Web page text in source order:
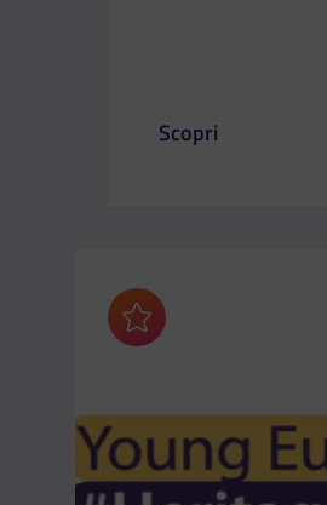
Il link ti porterà
Scopri
Aggiungi ai preferiti